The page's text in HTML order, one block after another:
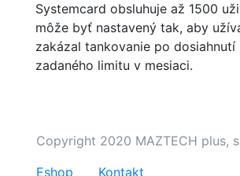
Systemcard obsluhuje až 1500
môže byť nastavený tak, aby
zakázal tankovanie po dosiahnutí
zadaného limitu v mesiaci.
Copyright 2020 MAZTECH plus,
Eshop
Kontakt